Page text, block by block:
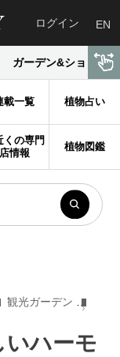
ログイン EN
ガーデン&ショップ
載一覧 植物占い
くの専門
店情報
植物図鑑
観光ガーデン
ハーモ